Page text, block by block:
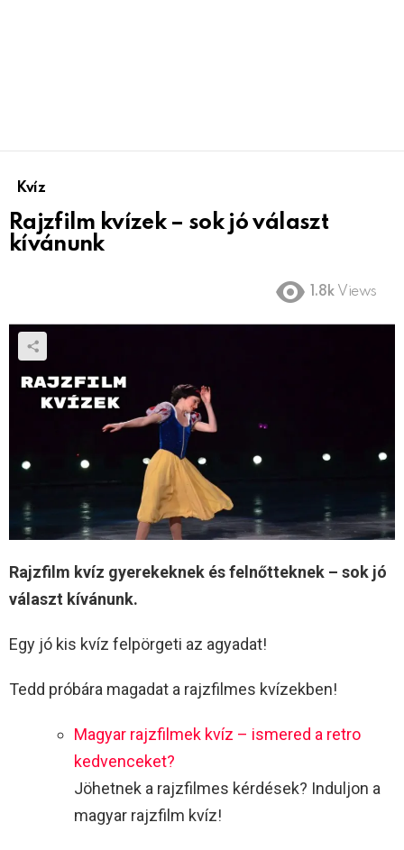
Kvíz
Rajzfilm kvízek – sok jó választ
kívánunk
1.8k Views
Rajzfilm kvíz gyerekeknek és felnőtteknek – sok jó
választ kívánunk.
Egy jó kis kvíz felpörgeti az agyadat!
Tedd próbára magadat a rajzfilmes kvízekben!
Magyar rajzfilmek kvíz – ismered a retro
kedvenceket?
Jöhetnek a rajzfilmes kérdések? Induljon a
magyar rajzfilm kvíz!